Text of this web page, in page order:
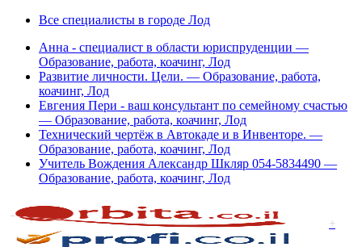
Все специалисты в городе Лод
Анна - специалист в области юриспруденции —
Образование, работа, коачинг, Лод
Развитие личности. Цели. — Образование, работа,
коачинг, Лод
Евгения Пери - ваш консультант по семейному счастью
— Образование, работа, коачинг, Лод
Технический чертёж в Автокаде и в Инвенторе. —
Образование, работа, коачинг, Лод
Учитель Вождения Александр Шкляр 054-5834490 —
Образование, работа, коачинг, Лод
+